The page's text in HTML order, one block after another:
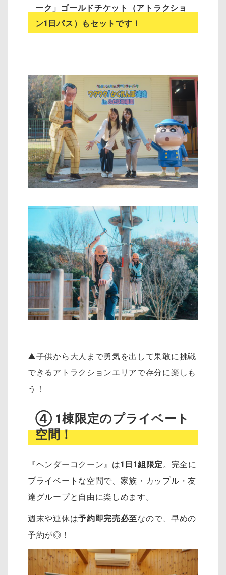
ーク」 ゴールドチケット（アトラクショ
ン1日パス）もセットです！
▲子供から大人まで勇気を出して果敢に挑戦
できるアトラクションエリアで存分に楽しも
う！
④ 1棟限定のプライベート
空間！
『ヘンダーコクーン』は1日1組限定 。完全に
プライベートな空間で、家族・カップル・友
達グループと自由に楽しめます。
週末や連休は予約即完売必至なので、早めの
予約が◎！